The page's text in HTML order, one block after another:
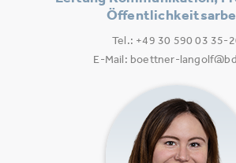
Tel.: +49 30 590 03 35-
E-Mail: boettner-